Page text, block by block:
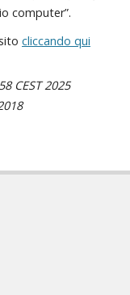
computer”.
cliccando qui
CEST 2025